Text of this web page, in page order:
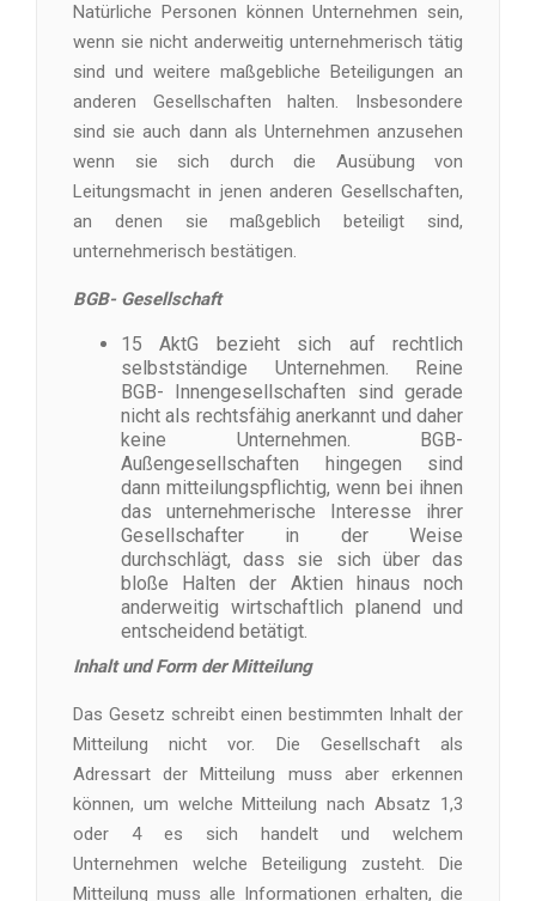
Natürliche Personen können Unternehmen sein,
wenn sie nicht anderweitig unternehmerisch tätig
sind und weitere maßgebliche Beteiligungen an
anderen Gesellschaften halten. Insbesondere
sind sie auch dann als Unternehmen anzusehen
wenn sie sich durch die Ausübung von
Leitungsmacht in jenen anderen Gesellschaften,
an denen sie maßgeblich beteiligt sind,
unternehmerisch bestätigen.
BGB- Gesellschaft
15 AktG bezieht sich auf rechtlich
selbstständige Unternehmen. Reine
BGB- Innengesellschaften sind gerade
nicht als rechtsfähig anerkannt und daher
keine Unternehmen. BGB-
Außengesellschaften hingegen sind
dann mitteilungspflichtig, wenn bei ihnen
das unternehmerische Interesse ihrer
Gesellschafter in der Weise
durchschlägt, dass sie sich über das
bloße Halten der Aktien hinaus noch
anderweitig wirtschaftlich planend und
entscheidend betätigt.
Inhalt und Form der Mitteilung
Das Gesetz schreibt einen bestimmten Inhalt der
Mitteilung nicht vor. Die Gesellschaft als
Adressart der Mitteilung muss aber erkennen
können, um welche Mitteilung nach Absatz 1,3
oder 4 es sich handelt und welchem
Unternehmen welche Beteiligung zusteht. Die
Mitteilung muss alle Informationen erhalten, die